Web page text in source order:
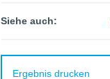
Siehe auch:
Ergebnis drucken